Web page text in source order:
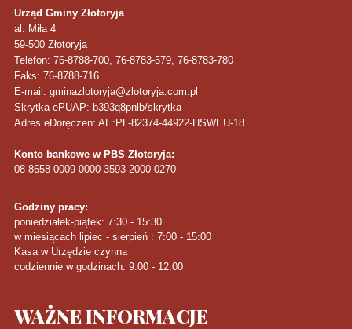
Urząd Gminy Złotoryja
al. Miła 4
59-500 Złotoryja
Telefon: 76-8788-700, 76-8783-579, 76-8783-780
Faks: 76-8788-716
E-mail: gminazlotoryja@zlotoryja.com.pl
Skrytka ePUAP: b393q8pnlb/skrytka
Adres eDoręczeń: AE:PL-82374-44922-HSWEU-18
Konto bankowe w PBS Złotoryja:
08-8658-0009-0000-3593-2000-0270
Godziny pracy:
poniedziałek-piątek: 7:30 - 15:30
w miesiącach lipiec - sierpień : 7:00 - 15:00
Kasa w Urzędzie czynna
codziennie w godzinach: 9:00 - 12:00
WAŻNEINFORMACJE